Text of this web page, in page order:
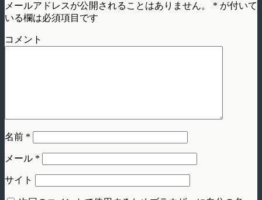
メールアドレスが公開されることはありません。 * が付いて
いる欄は必須項目です
コメント
名前 *
メール *
サイト